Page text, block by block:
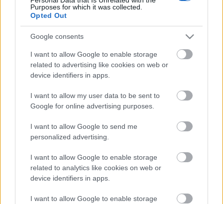
Purposes for which it was collected.
Opted Out
Google consents
I want to allow Google to enable storage
related to advertising like cookies on web or
device identifiers in apps.
I want to allow my user data to be sent to
Google for online advertising purposes.
I want to allow Google to send me
personalized advertising.
I want to allow Google to enable storage
related to analytics like cookies on web or
device identifiers in apps.
I want to allow Google to enable storage
Heti Mutyimondó: hova küldjük az
óvodáskommandót?
mutyimondo•2014. április 22.
Lassan már csak az óvodások becsületességében
lehet bízni Magyarországon: jól felszerelt
óvodáskommandókat kellene küldeni a Magyar
Nemzeti ...